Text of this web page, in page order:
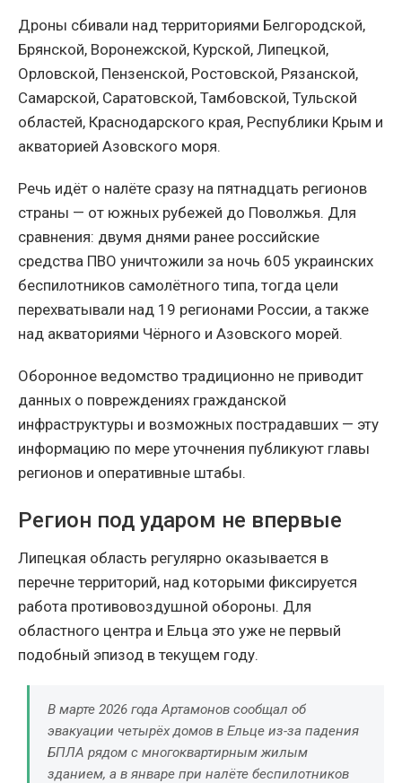
Дроны сбивали над территориями Белгородской,
Брянской, Воронежской, Курской, Липецкой,
Орловской, Пензенской, Ростовской, Рязанской,
Самарской, Саратовской, Тамбовской, Тульской
областей, Краснодарского края, Республики Крым и
акваторией Азовского моря.
Речь идёт о налёте сразу на пятнадцать регионов
страны — от южных рубежей до Поволжья. Для
сравнения: двумя днями ранее российские
средства ПВО уничтожили за ночь 605 украинских
беспилотников самолётного типа, тогда цели
перехватывали над 19 регионами России, а также
над акваториями Чёрного и Азовского морей.
Оборонное ведомство традиционно не приводит
данных о повреждениях гражданской
инфраструктуры и возможных пострадавших — эту
информацию по мере уточнения публикуют главы
регионов и оперативные штабы.
Регион под ударом не впервые
Липецкая область регулярно оказывается в
перечне территорий, над которыми фиксируется
работа противовоздушной обороны. Для
областного центра и Ельца это уже не первый
подобный эпизод в текущем году.
В марте 2026 года Артамонов сообщал об
эвакуации четырёх домов в Ельце из-за падения
БПЛА рядом с многоквартирным жилым
зданием, а в январе при налёте беспилотников